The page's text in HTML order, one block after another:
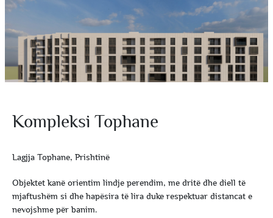
Kompleksi Tophane
Lagjja Tophane, Prishtinë
Objektet kanë orientim lindje perendim, me dritë dhe diell të
mjaftushëm si dhe hapësira të lira duke respektuar distancat e
nevojshme për banim.